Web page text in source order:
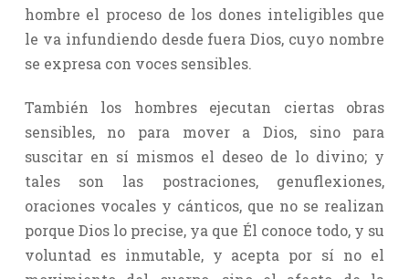
hombre el proceso de los dones inteligibles que
le va infundiendo desde fuera Dios, cuyo nombre
se expresa con voces sensibles.
También los hombres ejecutan ciertas obras
sensibles, no para mover a Dios, sino para
suscitar en sí mismos el deseo de lo divino; y
tales son las postraciones, genuflexiones,
oraciones vocales y cánticos, que no se realizan
porque Dios lo precise, ya que Él conoce todo, y su
voluntad es inmutable, y acepta por sí no el